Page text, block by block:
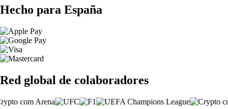
Hecho para España
Red global de colaboradores